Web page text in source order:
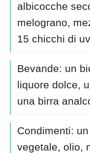
albicocche
melograno,
15 chicchi di
Bevande: un
liquore dolce,
una birra
Condimenti:
vegetale, olio,